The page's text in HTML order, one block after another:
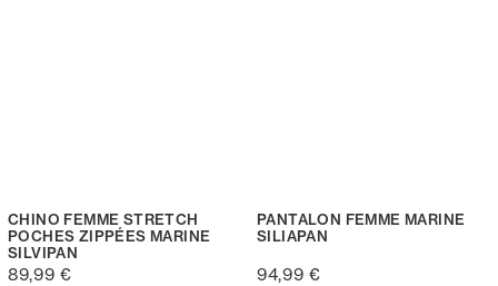
CHINO FEMME STRETCH
POCHES ZIPPÉES MARINE
SILVIPAN
89,99 €
PANTALON FEMME MARINE
SILIAPAN
94,99 €